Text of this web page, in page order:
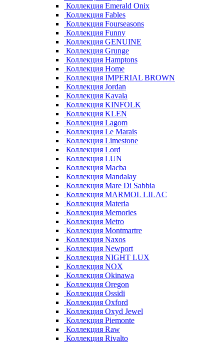
Коллекция Emerald Onix
Коллекция Fables
Коллекция Fourseasons
Коллекция Funny
Коллекция GENUINE
Коллекция Grunge
Коллекция Hamptons
Коллекция Home
Коллекция IMPERIAL BROWN
Коллекция Jordan
Коллекция Kavala
Коллекция KINFOLK
Коллекция KLEN
Коллекция Lagom
Коллекция Le Marais
Коллекция Limestone
Коллекция Lord
Коллекция LUN
Коллекция Macba
Коллекция Mandalay
Коллекция Mare Di Sabbia
Коллекция MARMOL LILAC
Коллекция Materia
Коллекция Memories
Коллекция Metro
Коллекция Montmartre
Коллекция Naxos
Коллекция Newport
Коллекция NIGHT LUX
Коллекция NOX
Коллекция Okinawa
Коллекция Oregon
Коллекция Ossidi
Коллекция Oxford
Коллекция Oxyd Jewel
Коллекция Piemonte
Коллекция Raw
Коллекция Rivalto